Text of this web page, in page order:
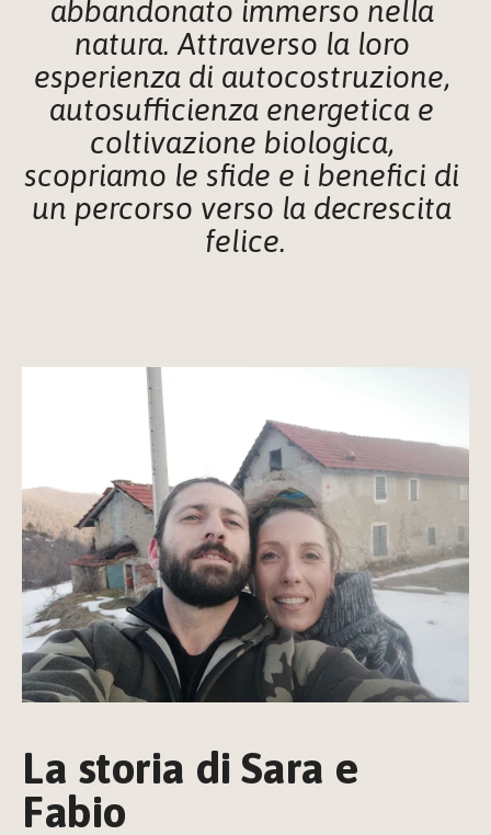
abbandonato immerso nella
natura. Attraverso la loro
esperienza di autocostruzione,
autosufficienza energetica e
coltivazione biologica,
scopriamo le sfide e i benefici di
un percorso verso la decrescita
felice.
La storia di Sara e
Fabio